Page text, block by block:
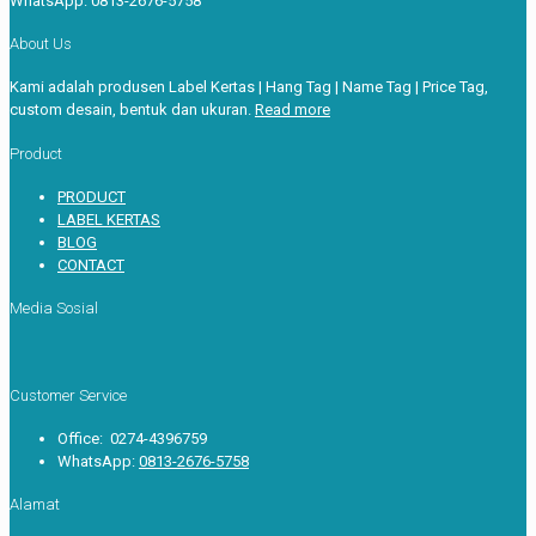
About Us
Kami adalah produsen Label Kertas | Hang Tag | Name Tag | Price Tag,
custom desain, bentuk dan ukuran. Read more
Product
PRODUCT
LABEL KERTAS
BLOG
CONTACT
Media Sosial
Customer Service
Office: 0274-4396759
WhatsApp: 0813-2676-5758
Alamat